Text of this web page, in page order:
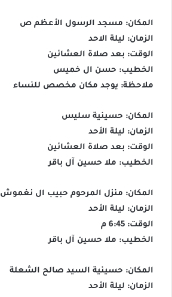
المكان: مسجد الرسول الأعظم ص
الزمان: ليلة الاحد
الوقت: بعد صلاة العشائين
الخطيب: حسن ال خميس
ملاحظة: يوجد مكان مخصص للنساء
المكان: حسينية سليس
الزمان: ليلة الأحد
الوقت: بعد صلاة العشائين
الخطيب: ملا حسين آل باقر
المكان: منزل المرحوم حبيب ال نغموش
الزمان: ليلة الأحد
الوقت: 6:45 م
الخطيب: ملا حسين آل باقر
المكان: حسينية السيد صالح الشعلة
الزمان: ليلة الأحد